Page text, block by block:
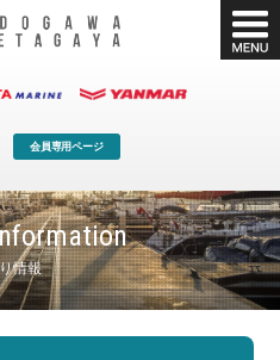
会員専用ページ
情報
ボート販売